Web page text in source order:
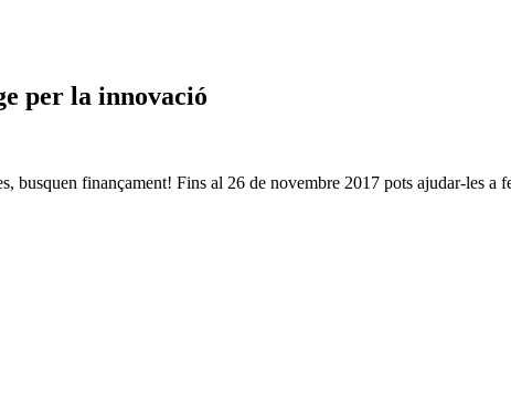
per la innovació
busquen finançament! Fins al 26 de novembre 2017 pots ajudar-les